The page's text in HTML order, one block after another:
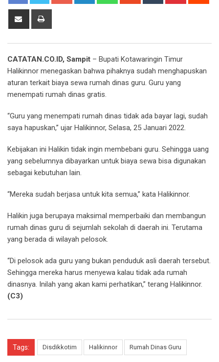
Share
CATATAN.CO.ID, Sampit – Bupati Kotawaringin Timur
Halikinnor menegaskan bahwa pihaknya sudah menghapuskan
aturan terkait biaya sewa rumah dinas guru. Guru yang
menempati rumah dinas gratis.
“Guru yang menempati rumah dinas tidak ada bayar lagi, sudah
saya hapuskan,” ujar Halikinnor, Selasa, 25 Januari 2022.
Kebijakan ini Halikin tidak ingin membebani guru. Sehingga uang
yang sebelumnya dibayarkan untuk biaya sewa bisa digunakan
sebagai kebutuhan lain.
“Mereka sudah berjasa untuk kita semua,” kata Halikinnor.
Halikin juga berupaya maksimal memperbaiki dan membangun
rumah dinas guru di sejumlah sekolah di daerah ini. Terutama
yang berada di wilayah pelosok.
“Di pelosok ada guru yang bukan penduduk asli daerah tersebut.
Sehingga mereka harus menyewa kalau tidak ada rumah
dinasnya. Inilah yang akan kami perhatikan,” terang Halikinnor.
(C3)
Tags: Disdikkotim Halikinnor Rumah Dinas Guru